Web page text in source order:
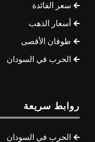
سعر الفائدة
أسعار الذهب
طوفان الأقصى
الحرب في السودان
روابط سريعة
الحرب في السودان